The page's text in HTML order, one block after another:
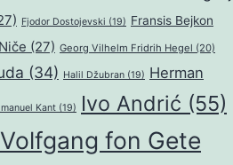
Fjodor Dostojevski (19) Fransis Bejkon
(27) Georg Vilhelm Fridrih Hegel (20)
(34) Halil Džubran (19) Herman
Imanuel Kant (19) Ivo Andrić (55)
fon Gete